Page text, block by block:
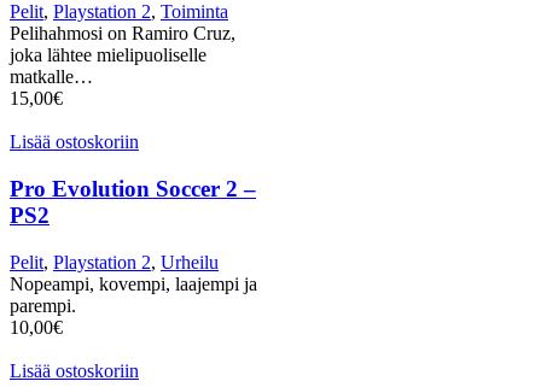
Pelit, Playstation 2, Toiminta
Pelihahmosi on Ramiro Cruz,
joka lähtee mielipuoliselle
matkalle…
15,00€
Lisää ostoskoriin
Pro Evolution Soccer 2 –
PS2
Pelit, Playstation 2, Urheilu
Nopeampi, kovempi, laajempi ja
parempi.
10,00€
Lisää ostoskoriin